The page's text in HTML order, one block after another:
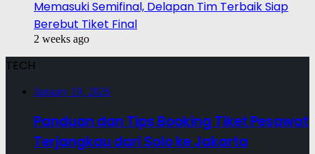
Memasuki Semifinal, Delapan Tim Terbaik Siap
Berebut Tiket Final
2 weeks ago
TECH
January 19, 2026
Panduan dan Tips Booking Tiket Pesawat
Terjangkau dari Solo ke Jakarta